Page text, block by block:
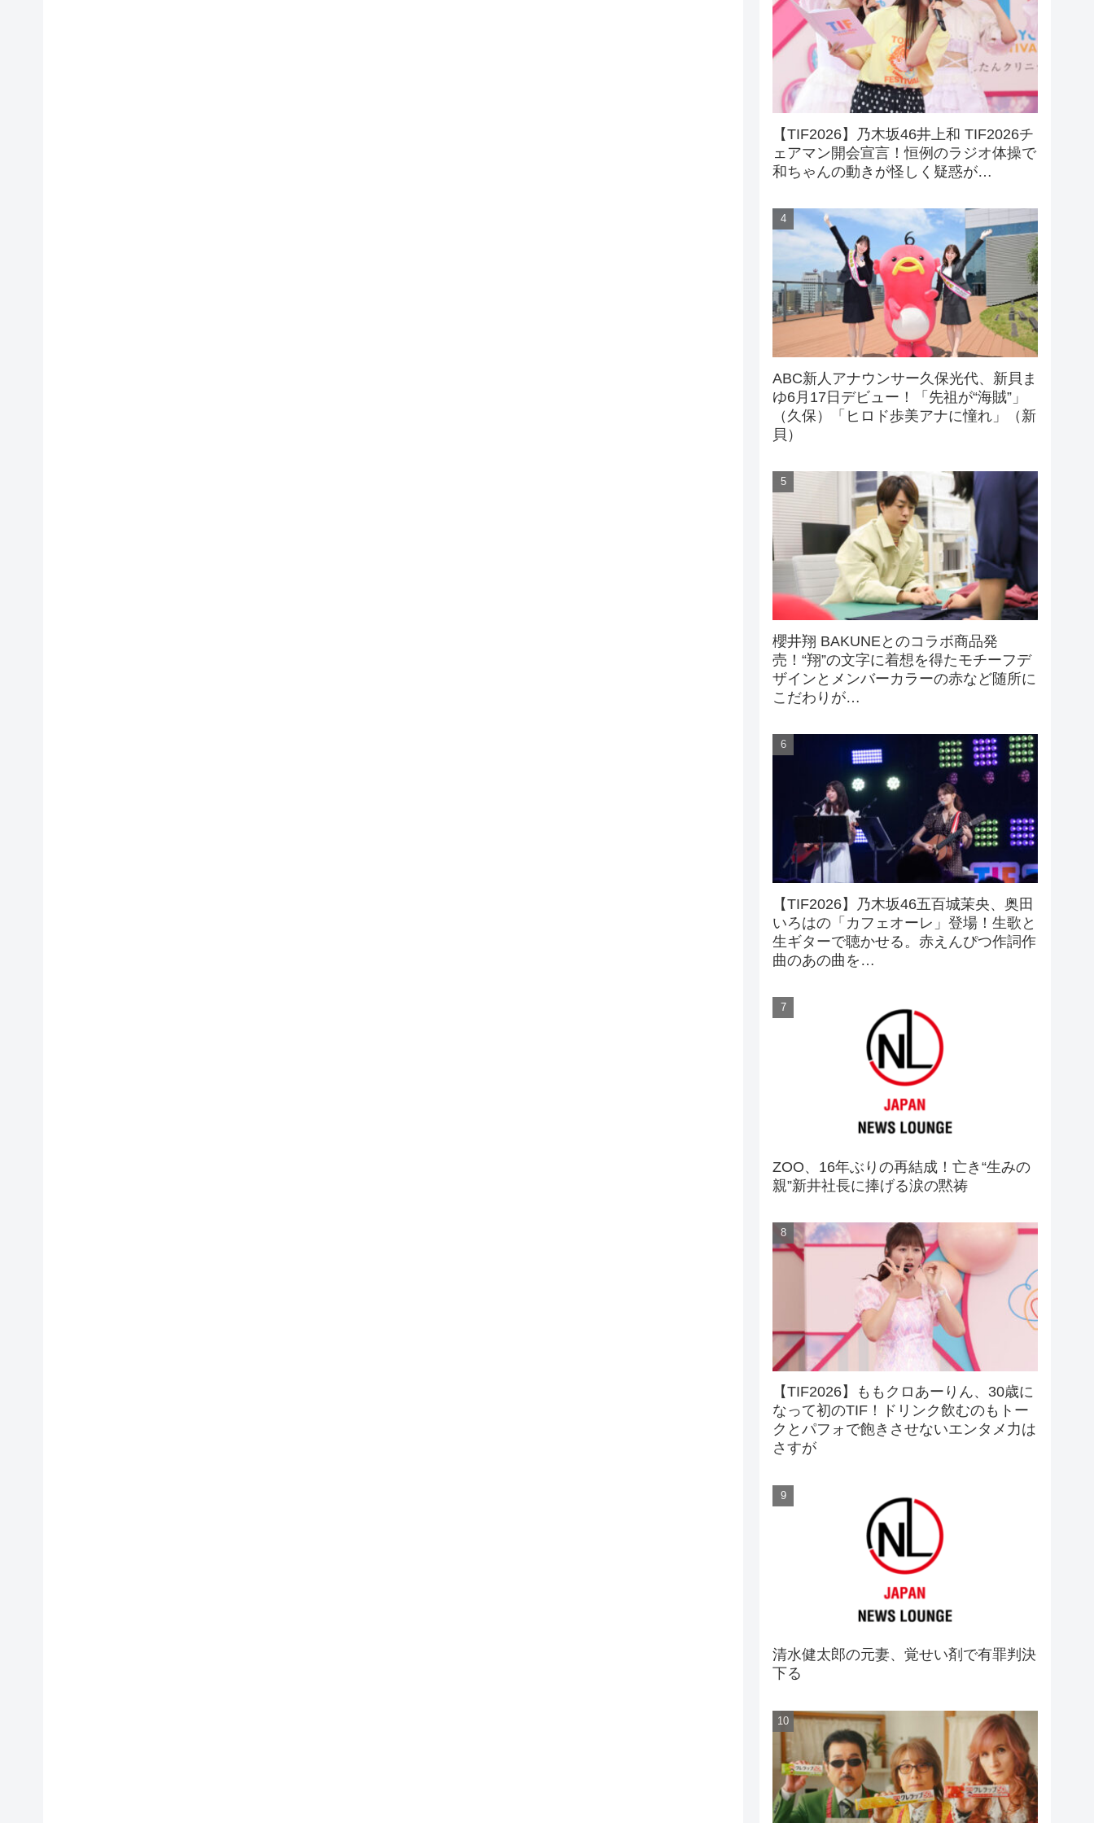
【TIF2026】乃木坂46井上和 TIF2026チ
ェアマン開会宣言！恒例のラジオ体操で
和ちゃんの動きが怪しく疑惑が…
ABC新人アナウンサー久保光代、新貝ま
ゆ6月17日デビュー！「先祖が“海賊”」
（久保）「ヒロド歩美アナに憧れ」（新
貝）
櫻井翔 BAKUNEとのコラボ商品発
売！“翔”の文字に着想を得たモチーフデ
ザインとメンバーカラーの赤など随所に
こだわりが…
【TIF2026】乃木坂46五百城茉央、奥田
いろはの「カフェオーレ」登場！生歌と
生ギターで聴かせる。赤えんぴつ作詞作
曲のあの曲を…
ZOO、16年ぶりの再結成！亡き“生みの
親”新井社長に捧げる涙の黙祷
【TIF2026】ももクロあーりん、30歳に
なって初のTIF！ドリンク飲むのもトー
クとパフォで飽きさせないエンタメ力は
さすが
清水健太郎の元妻、覚せい剤で有罪判決
下る